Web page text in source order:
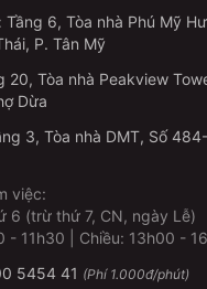
: Tầng 6, Tòa nhà Phú Mỹ
P. Tân Mỹ
20, Tòa nhà Peakview
Dừa
3, Tòa nhà DMT, Số
việc:
6 (trừ thứ 7, CN, ngày Lễ)
- 11h30 | Chiều: 13h00 -
5454 41 (Phí 1.000đ/phút)